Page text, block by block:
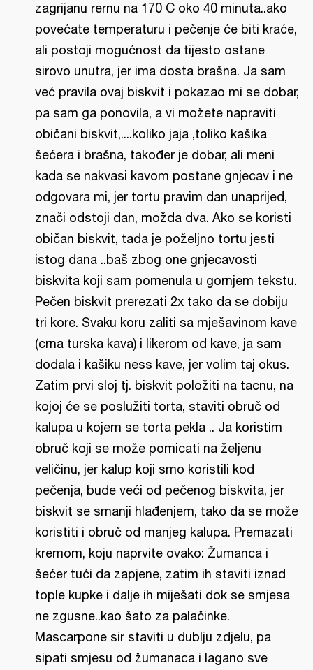
zagrijanu rernu na 170 C oko 40 minuta..ako
povećate temperaturu i pečenje će biti kraće,
ali postoji mogućnost da tijesto ostane
sirovo unutra, jer ima dosta brašna. Ja sam
već pravila ovaj biskvit i pokazao mi se dobar,
pa sam ga ponovila, a vi možete napraviti
običani biskvit,....koliko jaja ,toliko kašika
šećera i brašna, također je dobar, ali meni
kada se nakvasi kavom postane gnjecav i ne
odgovara mi, jer tortu pravim dan unaprijed,
znači odstoji dan, možda dva. Ako se koristi
običan biskvit, tada je poželjno tortu jesti
istog dana ..baš zbog one gnjecavosti
biskvita koji sam pomenula u gornjem tekstu.
Pečen biskvit prerezati 2x tako da se dobiju
tri kore. Svaku koru zaliti sa mješavinom kave
(crna turska kava) i likerom od kave, ja sam
dodala i kašiku ness kave, jer volim taj okus.
Zatim prvi sloj tj. biskvit položiti na tacnu, na
kojoj će se poslužiti torta, staviti obruč od
kalupa u kojem se torta pekla .. Ja koristim
obruč koji se može pomicati na željenu
veličinu, jer kalup koji smo koristili kod
pečenja, bude veći od pečenog biskvita, jer
biskvit se smanji hlađenjem, tako da se može
koristiti i obruč od manjeg kalupa. Premazati
kremom, koju naprvite ovako: Žumanca i
šećer tući da zapjene, zatim ih staviti iznad
tople kupke i dalje ih miješati dok se smjesa
ne zgusne..kao šato za palačinke.
Mascarpone sir staviti u dublju zdjelu, pa
sipati smjesu od žumanaca i lagano sve